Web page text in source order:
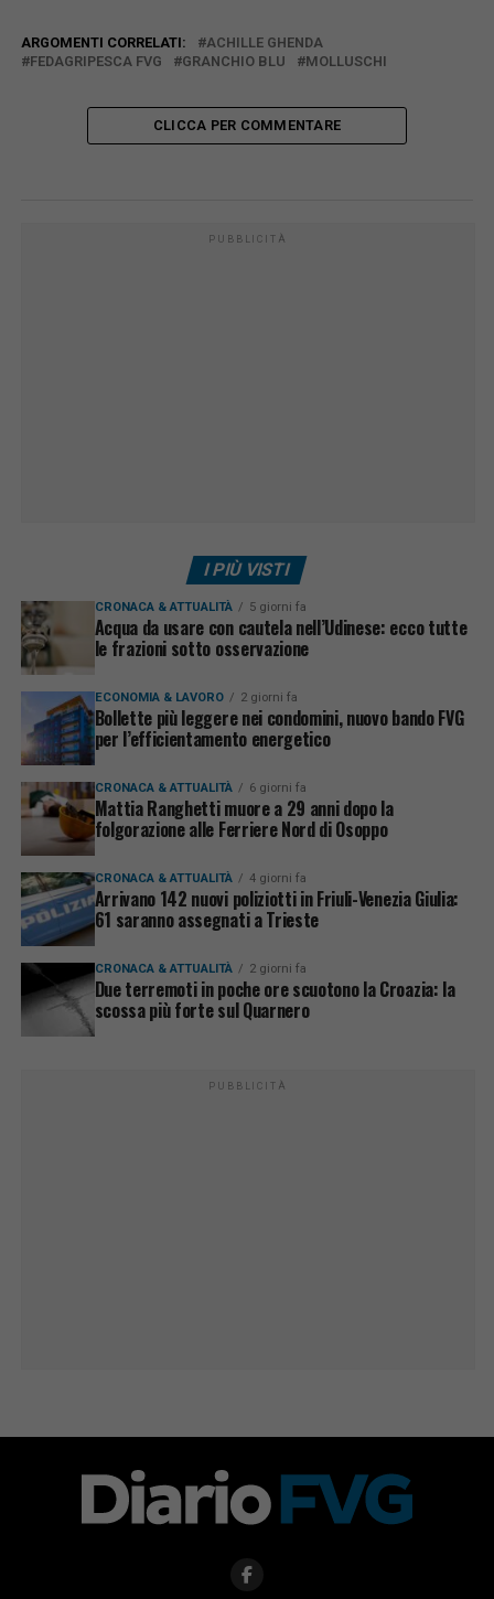
ARGOMENTI CORRELATI:
ACHILLE GHENDA
FEDAGRIPESCA FVG
GRANCHIO BLU MOLLUSCHI
CLICCA PER COMMENTARE
PUBBLICITÀ
I PIÙ VISTI
CRONACA & ATTUALITÀ 5 giorni fa
Acqua da usare con cautela nell’Udinese: ecco tutte
le frazioni sotto osservazione
ECONOMIA & LAVORO 2 giorni fa
Bollette più leggere nei condomini, nuovo bando FVG
per l’efficientamento energetico
CRONACA & ATTUALITÀ 6 giorni fa
Mattia Ranghetti muore a 29 anni dopo la
folgorazione alle Ferriere Nord di Osoppo
CRONACA & ATTUALITÀ 4 giorni fa
Arrivano 142 nuovi poliziotti in Friuli-Venezia Giulia:
61 saranno assegnati a Trieste
CRONACA & ATTUALITÀ 2 giorni fa
Due terremoti in poche ore scuotono la Croazia: la
scossa più forte sul Quarnero
PUBBLICITÀ